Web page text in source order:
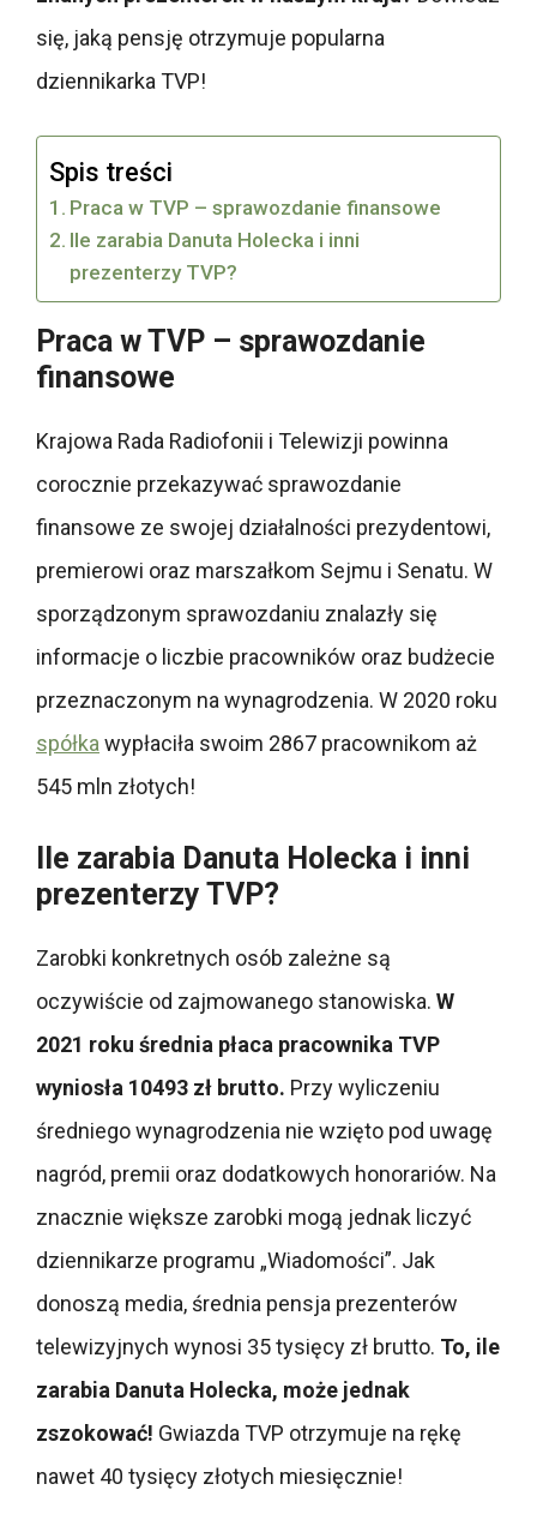
się, jaką pensję otrzymuje popularna
dziennikarka TVP!
Spis treści
Praca w TVP – sprawozdanie finansowe
Ile zarabia Danuta Holecka i inni
prezenterzy TVP?
Praca w TVP – sprawozdanie
finansowe
Krajowa Rada Radiofonii i Telewizji powinna
corocznie przekazywać sprawozdanie
finansowe ze swojej działalności prezydentowi,
premierowi oraz marszałkom Sejmu i Senatu. W
sporządzonym sprawozdaniu znalazły się
informacje o liczbie pracowników oraz budżecie
przeznaczonym na wynagrodzenia. W 2020 roku
spółka wypłaciła swoim 2867 pracownikom aż
545 mln złotych!
Ile zarabia Danuta Holecka i inni
prezenterzy TVP?
Zarobki konkretnych osób zależne są
oczywiście od zajmowanego stanowiska. W
2021 roku średnia płaca pracownika TVP
wyniosła 10493 zł brutto. Przy wyliczeniu
średniego wynagrodzenia nie wzięto pod uwagę
nagród, premii oraz dodatkowych honorariów. Na
znacznie większe zarobki mogą jednak liczyć
dziennikarze programu „Wiadomości”. Jak
donoszą media, średnia pensja prezenterów
telewizyjnych wynosi 35 tysięcy zł brutto. To, ile
zarabia Danuta Holecka, może jednak
zszokować! Gwiazda TVP otrzymuje na rękę
nawet 40 tysięcy złotych miesięcznie!